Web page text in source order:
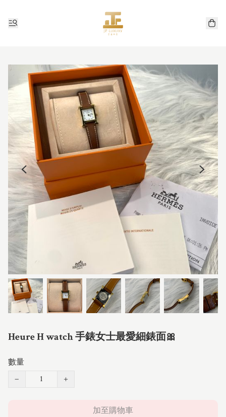
Heure H watch 手錶女士最愛細錶面🎀
數量
−
+
加至購物車